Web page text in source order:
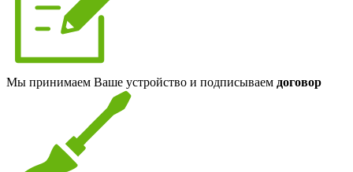
Мы принимаем Ваше устройство и подписываем договор